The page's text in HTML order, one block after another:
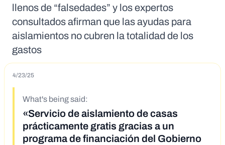
llenos de “falsedades” y los expertos
consultados afirman que las ayudas para
aislamientos no cubren la totalidad de los
gastos
4/23/25
What's being said:
«Servicio de aislamiento de casas
prácticamente gratis gracias a un
programa de financiación del Gobierno